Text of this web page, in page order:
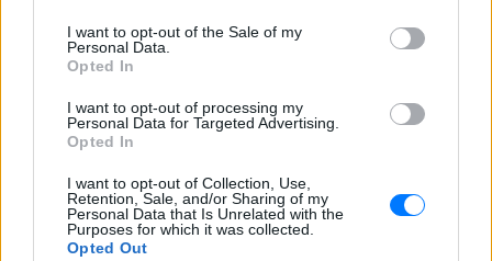
I want to opt-out of the Sale of my
Personal Data.
Opted In
I want to opt-out of processing my
Personal Data for Targeted Advertising.
Opted In
I want to opt-out of Collection, Use,
Retention, Sale, and/or Sharing of my
Personal Data that Is Unrelated with the
Purposes for which it was collected.
Opted Out
Ελλάδας στη Eurovision.
«Πάω διακοπές έναν μήνα» ‑ Η
απίθανη ατάκα στην κάμερα του
Η κάμερα της εκπομπής «Κοινωνία Ώρα
MEGA» κατέγραψε τη διασκεδαστική
στιγμή από το λιμάνι του Πειραιά, την